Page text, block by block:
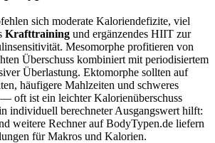
sich moderate Kaloriendefizite, viel
Krafttraining und ergänzendes HIIT zur
Mesomorphe profitieren von
Überschuss kombiniert mit periodisiertem
Überlastung. Ektomorphe sollten auf
häufigere Mahlzeiten und schweres
— oft ist ein leichter Kalorienüberschuss
individuell berechneter Ausgangswert hilft:
weitere Rechner auf BodyTypen.de liefern
für Makros und Kalorien.